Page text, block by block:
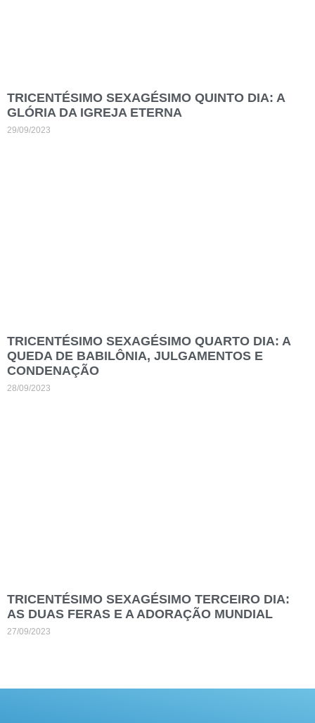
TRICENTÉSIMO SEXAGÉSIMO QUINTO DIA: A
GLÓRIA DA IGREJA ETERNA
29/09/2023
TRICENTÉSIMO SEXAGÉSIMO QUARTO DIA: A
QUEDA DE BABILÔNIA, JULGAMENTOS E
CONDENAÇÃO
28/09/2023
TRICENTÉSIMO SEXAGÉSIMO TERCEIRO DIA:
AS DUAS FERAS E A ADORAÇÃO MUNDIAL
27/09/2023